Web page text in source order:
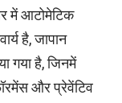
में आटोमेटिक
है, जापान
गया है, जिनमें
और प्रेवेंटिव